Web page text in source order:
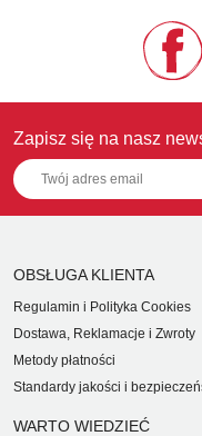
Zapisz się na nasz
OBSŁUGA KLIENTA
Regulamin i Polityka Cookies
Dostawa, Reklamacje i Zwroty
Metody płatności
Standardy jakości i
WARTO WIEDZIEĆ